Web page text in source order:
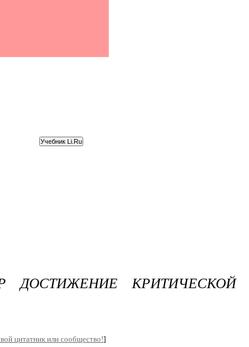
ДОСТИЖЕНИЕ КРИТИЧЕСКОЙ
цитатник или сообщество!]